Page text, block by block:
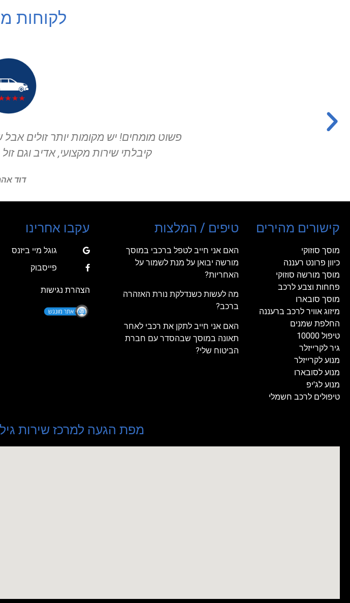
לקוחות
המוסך הכי מקצועי שיצא
קישורים מהירים
מוסך סוזוקי
כיוון פרונט רעננה
מוסך מורשה סוזוקי
פחחות וצבע לרכב
מוסך סובארו
מיזוג אוויר לרכב ברעננה
החלפת שמנים
טיפול 10000
גיר לקרייזלר
מנוע לקרייזלר
מנוע לסובארו
מנוע לג'יפ
טיפולים לרכב חשמלי
טיפים / המלצות
האם אני חייב לטפל ברכבי במוסך
מורשה יבואן על מנת לשמור על
האחריות?
מה לעשות כשנדלקת נורת האזהרה
ברכב?
האם אני חייב לתקן את רכבי לאחר
תאונה במוסך שבהסדר עם חברת
הביטוח שלי?
עקבו אחרינו
גוגל מיי ביזנס
פייסבוק
הצהרת נגישות
מפת הגעה למרכז שירות גיל